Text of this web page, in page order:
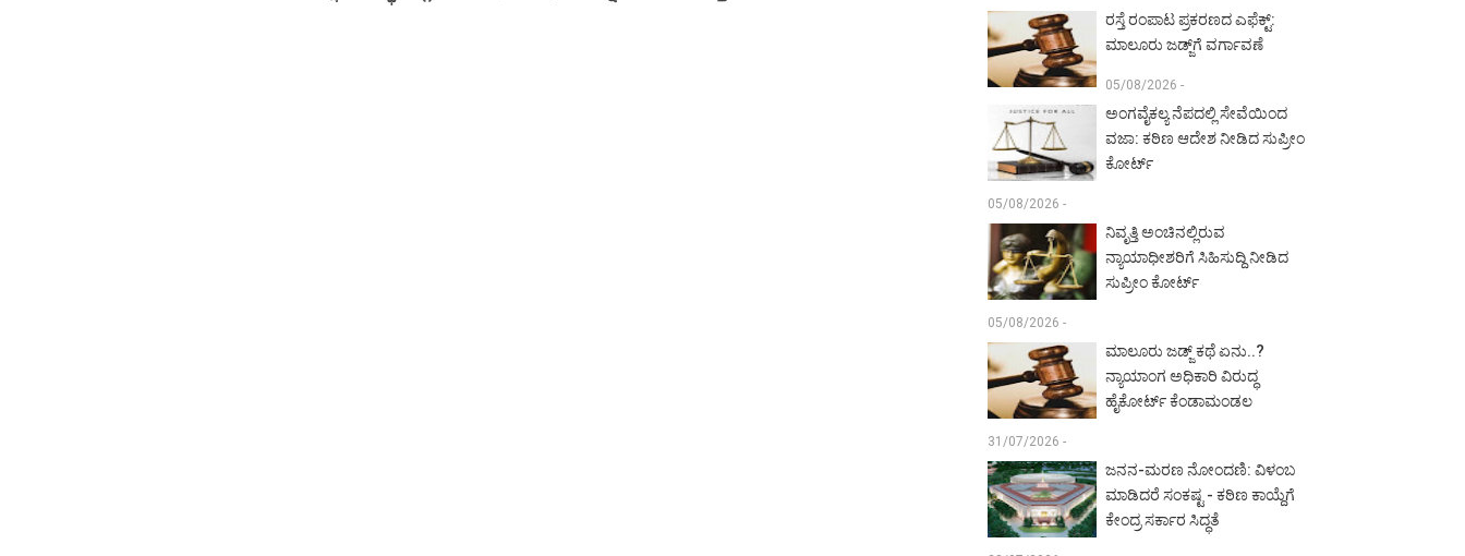
ರಸ್ತೆ ರಂಪಾಟ ಪ್ರಕರಣದ ಎಫೆಕ್ಟ್‌:
ಮಾಲೂರು ಜಡ್ಜ್‌ಗೆ ವರ್ಗಾವಣೆ
05/08/2026 -
ಅಂಗವೈಕಲ್ಯ ನೆಪದಲ್ಲಿ ಸೇವೆಯಿಂದ
ವಜಾ: ಕಠಿಣ ಆದೇಶ ನೀಡಿದ ಸುಪ್ರೀಂ
ಕೋರ್ಟ್‌
05/08/2026 -
ನಿವೃತ್ತಿ ಅಂಚಿನಲ್ಲಿರುವ
ನ್ಯಾಯಾಧೀಶರಿಗೆ ಸಿಹಿಸುದ್ದಿ ನೀಡಿದ
ಸುಪ್ರೀಂ ಕೋರ್ಟ್‌
05/08/2026 -
ಮಾಲೂರು ಜಡ್ಜ್‌ ಕಥೆ ಏನು..?
ನ್ಯಾಯಾಂಗ ಅಧಿಕಾರಿ ವಿರುದ್ಧ
ಹೈಕೋರ್ಟ್ ಕೆಂಡಾಮಂಡಲ
31/07/2026 -
ಜನನ-ಮರಣ ನೋಂದಣಿ: ವಿಳಂಬ
ಮಾಡಿದರೆ ಸಂಕಷ್ಟ - ಕಠಿಣ ಕಾಯ್ದೆಗೆ
ಕೇಂದ್ರ ಸರ್ಕಾರ ಸಿದ್ಧತೆ